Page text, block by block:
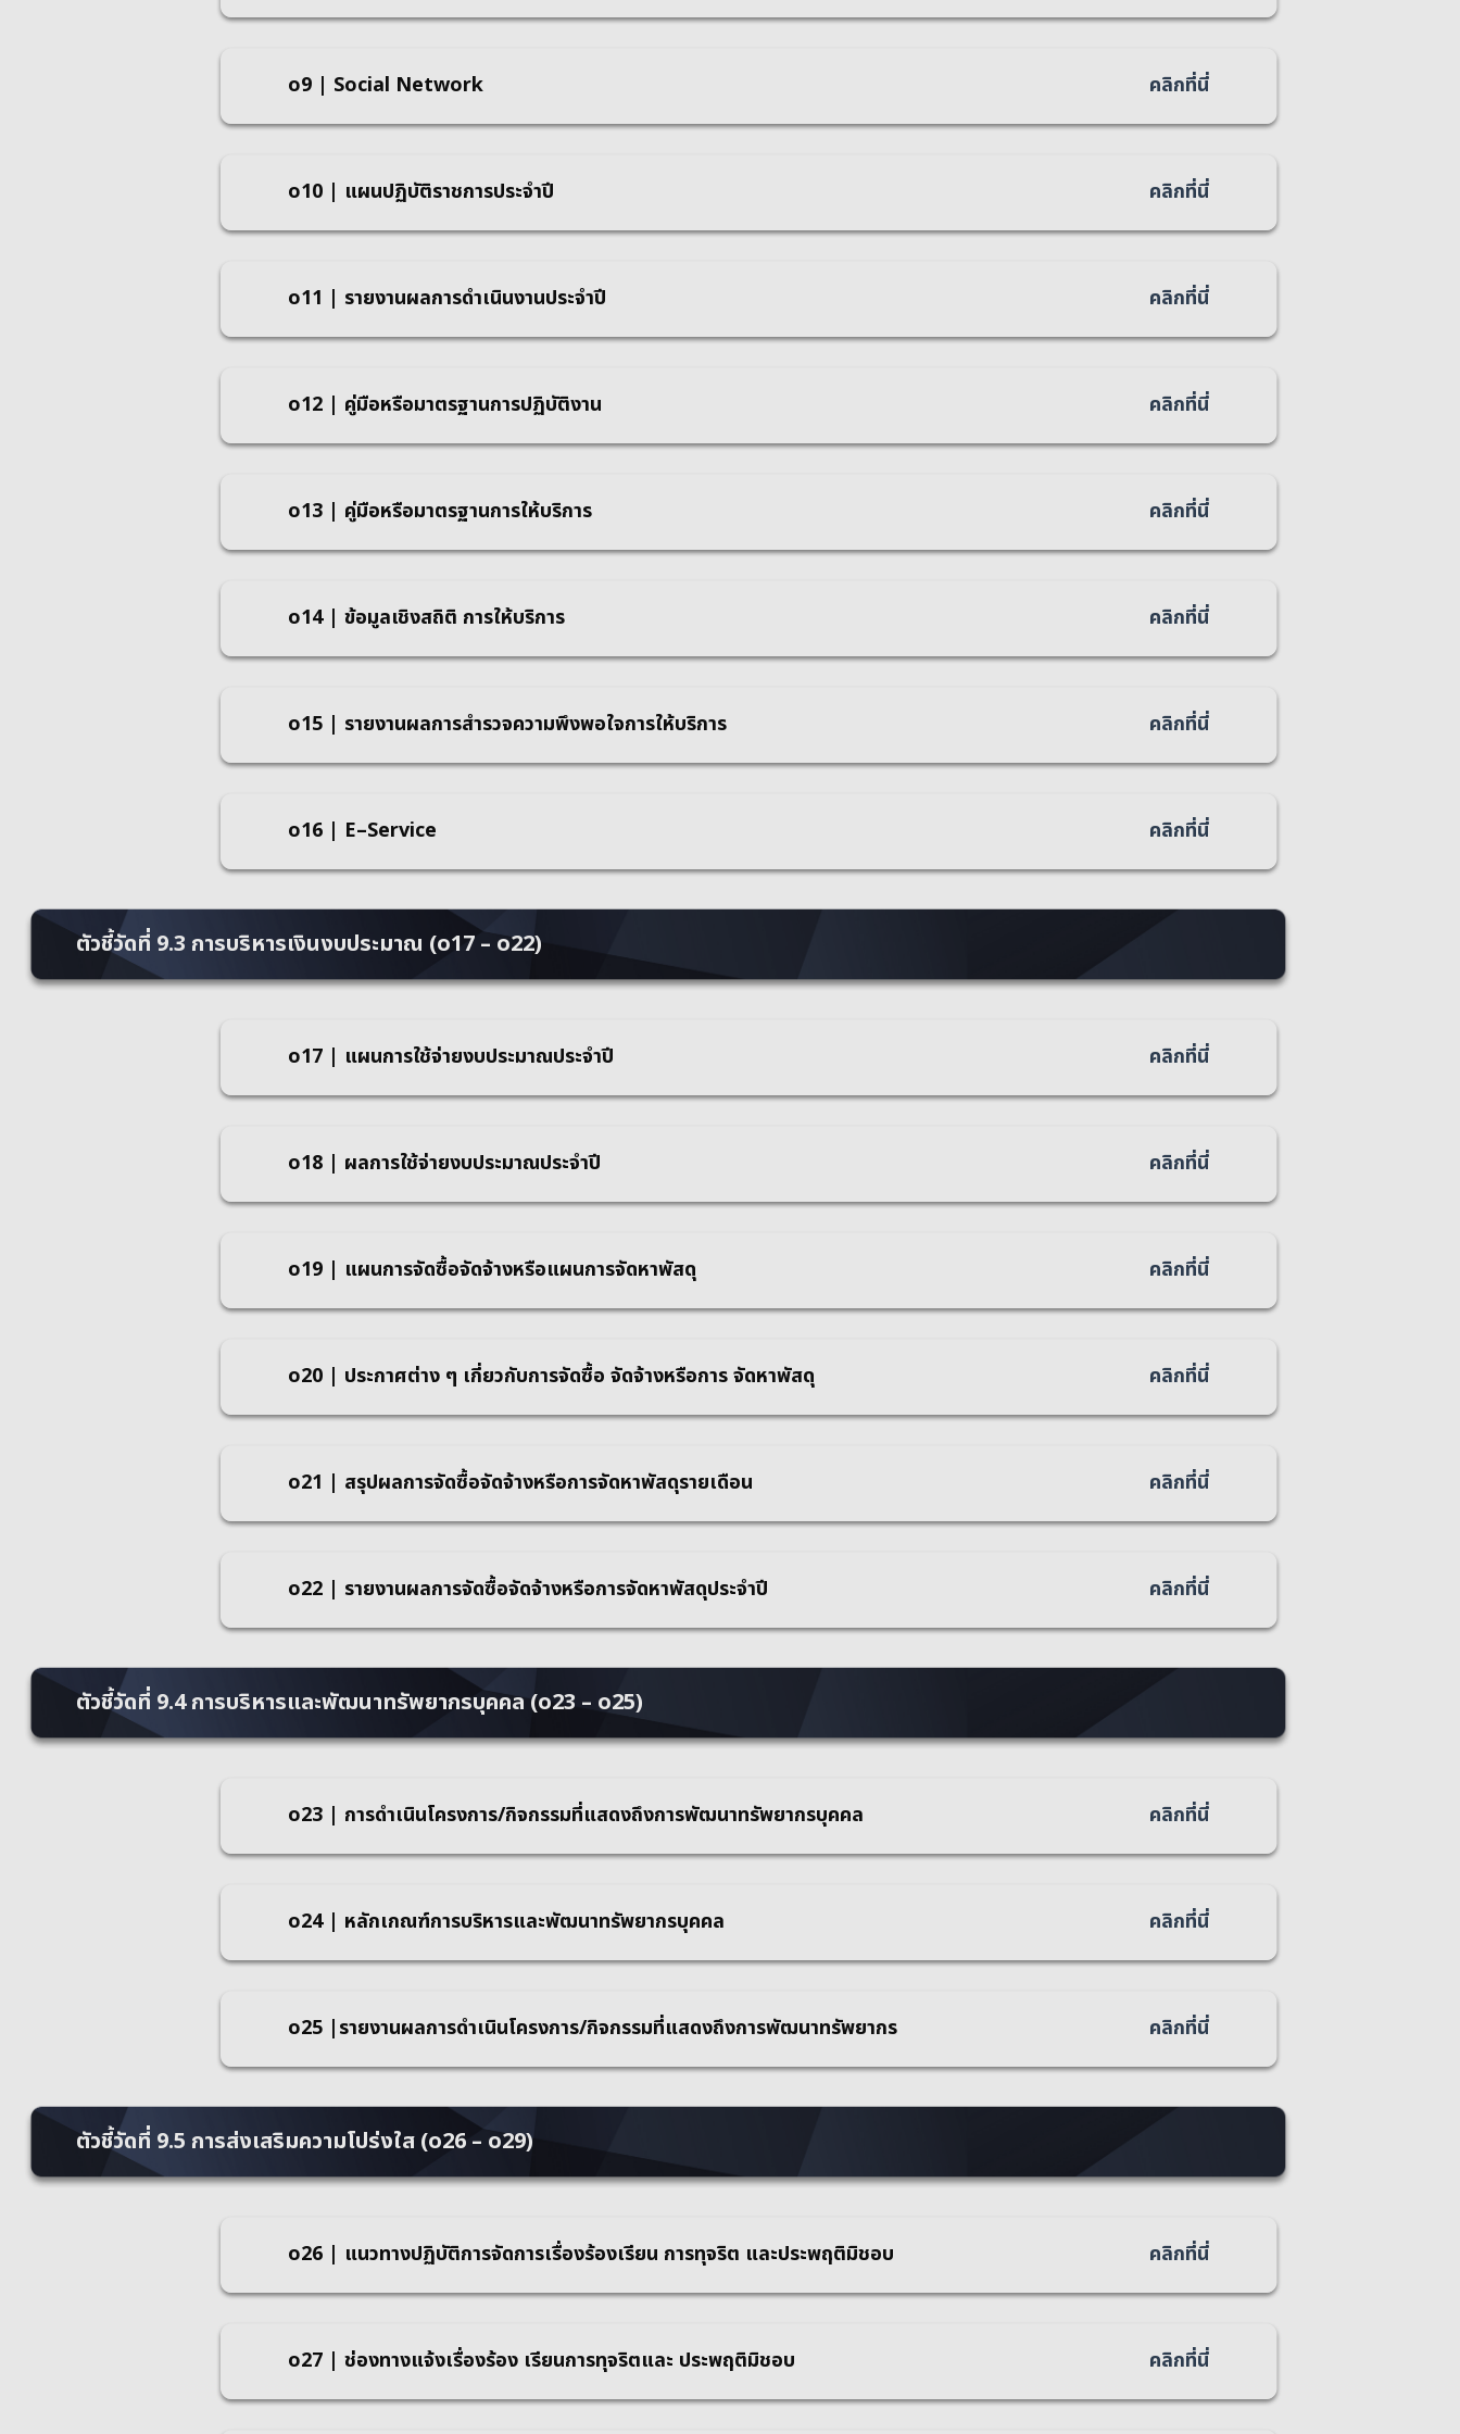
o9 | Social Network คลิกที่นี่
o10 | แผนปฏิบัติราชการประจำปี คลิกที่นี่
o11 | รายงานผลการดําเนินงานประจําปี คลิกที่นี่
o12 | คู่มือหรือมาตรฐานการปฏิบัติงาน คลิกที่นี่
o13 | คู่มือหรือมาตรฐานการให้บริการ คลิกที่นี่
o14 | ข้อมูลเชิงสถิติ การให้บริการ คลิกที่นี่
o15 | รายงานผลการสำรวจความพึงพอใจการให้บริการ คลิกที่นี่
o16 | E–Service คลิกที่นี่
ตัวชี้วัดที่ 9.3 การบริหารเงินงบประมาณ (o17 – o22)
o17 | แผนการใช้จ่ายงบประมาณประจำปี คลิกที่นี่
o18 | ผลการใช้จ่ายงบประมาณประจำปี คลิกที่นี่
o19 | แผนการจัดซื้อจัดจ้างหรือแผนการจัดหาพัสดุ คลิกที่นี่
o20 | ประกาศต่าง ๆ เกี่ยวกับการจัดซื้อ จัดจ้างหรือการ จัดหาพัสดุ คลิกที่นี่
o21 | สรุปผลการจัดซื้อจัดจ้างหรือการจัดหาพัสดุรายเดือน คลิกที่นี่
o22 | รายงานผลการจัดซื้อจัดจ้างหรือการจัดหาพัสดุประจำปี คลิกที่นี่
ตัวชี้วัดที่ 9.4 การบริหารและพัฒนาทรัพยากรบุคคล (o23 – o25)
o23 | การดำเนินโครงการ/กิจกรรมที่แสดงถึงการพัฒนาทรัพยากรบุคคล คลิกที่นี่
o24 | หลักเกณฑ์การบริหารและพัฒนาทรัพยากรบุคคล คลิกที่นี่
o25 |รายงานผลการดำเนินโครงการ/กิจกรรมที่แสดงถึงการพัฒนาทรัพยากร คลิกที่นี่
ตัวชี้วัดที่ 9.5 การส่งเสริมความโปร่งใส (o26 – o29)
o26 | แนวทางปฏิบัติการจัดการเรื่องร้องเรียน การทุจริต และประพฤติมิชอบ คลิกที่นี่
o27 | ช่องทางแจ้งเรื่องร้อง เรียนการทุจริตและ ประพฤติมิชอบ คลิกที่นี่